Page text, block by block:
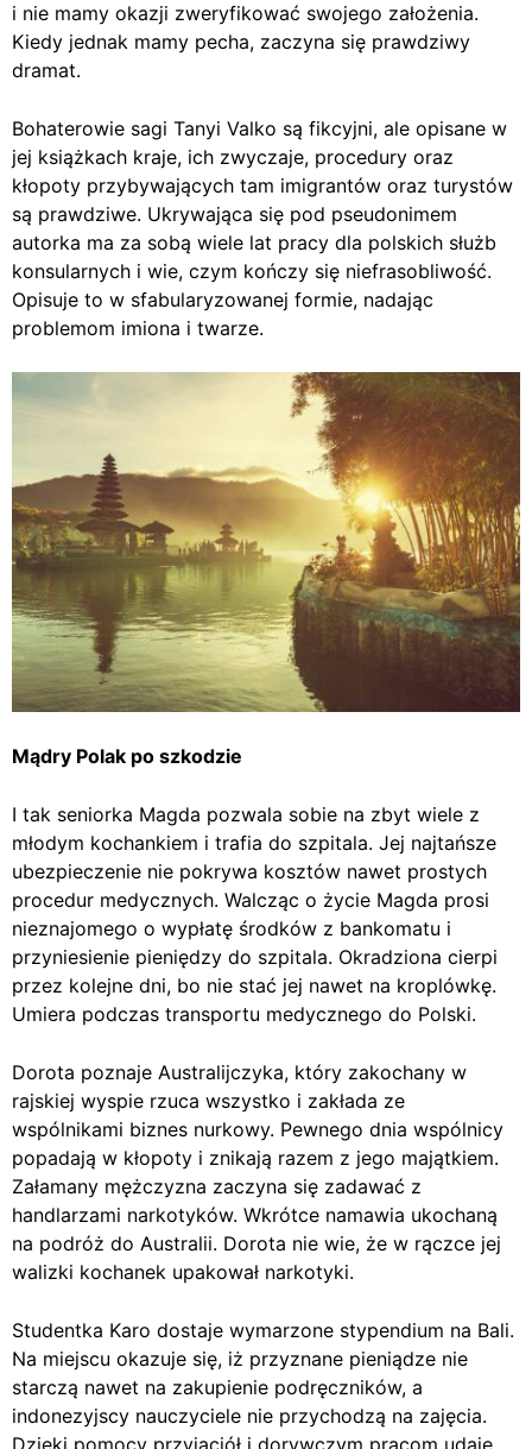
i nie mamy okazji zweryfikować swojego założenia.
Kiedy jednak mamy pecha, zaczyna się prawdziwy
dramat.
Bohaterowie sagi Tanyi Valko są fikcyjni, ale opisane w
jej książkach kraje, ich zwyczaje, procedury oraz
kłopoty przybywających tam imigrantów oraz turystów
są prawdziwe. Ukrywająca się pod pseudonimem
autorka ma za sobą wiele lat pracy dla polskich służb
konsularnych i wie, czym kończy się niefrasobliwość.
Opisuje to w sfabularyzowanej formie, nadając
problemom imiona i twarze.
Mądry Polak po szkodzie
I tak seniorka Magda pozwala sobie na zbyt wiele z
młodym kochankiem i trafia do szpitala. Jej najtańsze
ubezpieczenie nie pokrywa kosztów nawet prostych
procedur medycznych. Walcząc o życie Magda prosi
nieznajomego o wypłatę środków z bankomatu i
przyniesienie pieniędzy do szpitala. Okradziona cierpi
przez kolejne dni, bo nie stać jej nawet na kroplówkę.
Umiera podczas transportu medycznego do Polski.
Dorota poznaje Australijczyka, który zakochany w
rajskiej wyspie rzuca wszystko i zakłada ze
wspólnikami biznes nurkowy. Pewnego dnia wspólnicy
popadają w kłopoty i znikają razem z jego majątkiem.
Załamany mężczyzna zaczyna się zadawać z
handlarzami narkotyków. Wkrótce namawia ukochaną
na podróż do Australii. Dorota nie wie, że w rączce jej
walizki kochanek upakował narkotyki.
Studentka Karo dostaje wymarzone stypendium na Bali.
Na miejscu okazuje się, iż przyznane pieniądze nie
starczą nawet na zakupienie podręczników, a
indonezyjscy nauczyciele nie przychodzą na zajęcia.
Dzięki pomocy przyjaciół i dorywczym pracom udaje